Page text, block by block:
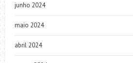
junho 2024
maio 2024
abril 2024